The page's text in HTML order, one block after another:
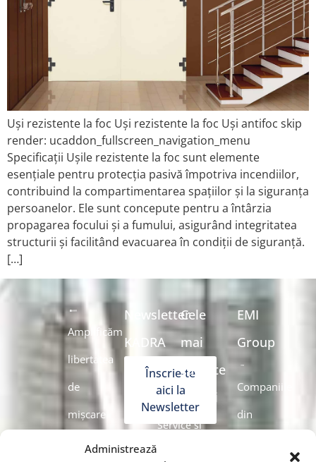
Administrează
Uși rezistente la foc Uși rezistente la foc Uși antifoc skip
render: ucaddon_fullscreen_navigation_menu
Specificații Ușile rezistente la foc sunt elemente
esențiale pentru protecția pasivă împotriva incendiilor,
contribuind la compartimentarea spațiilor și la siguranța
persoanelor. Ele sunt concepute pentru a întârzia
propagarea focului și a fumului, asigurând integritatea
structurii și facilitând evacuarea în condiții de siguranță.
[…]
Amplificăm
libertatea
de
mișcare
Newsletter
KADRA
Înscrie-te
aici la
Newsletter
Cele
mai
căutate
soluții
Service și
EMI
Group
Companiile
din